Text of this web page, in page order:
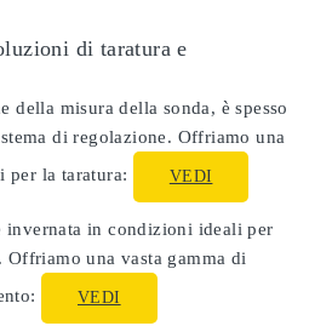
di taratura e
della misura della sonda, è spesso
di regolazione. Offriamo una
per la taratura:
VEDI
invernata in condizioni ideali per
Offriamo una vasta gamma di
VEDI